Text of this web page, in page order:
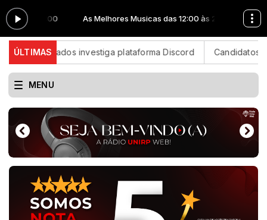
às 20:00 As Melhores Musicas das 12:00 às 20:00
ÚLTIMAS
Dados investiga plataforma Discord Candidatos do
MENU